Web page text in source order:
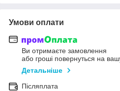
Умови оплати
Ви отримаєте замовлення
або гроші повернуться на
Детальніше
Післяплата